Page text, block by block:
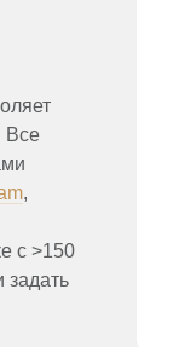
Все
,
с >150
задать